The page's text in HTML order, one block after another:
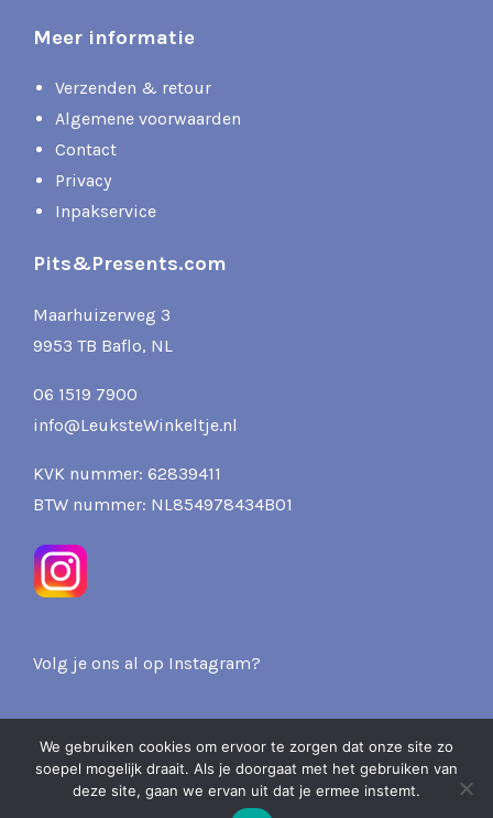
Meer informatie
Verzenden & retour
Algemene voorwaarden
Contact
Privacy
Inpakservice
Pits&Presents.com
Maarhuizerweg 3
9953 TB Baflo, NL
06 1519 7900
info@LeuksteWinkeltje.nl
KVK nummer: 62839411
BTW nummer: NL854978434B01
Volg je ons al op Instagram?
2026 Pits & Presents -
Verzenden & Retourneren
We gebruiken cookies om ervoor te zorgen dat onze site zo
soepel mogelijk draait. Als je doorgaat met het gebruiken van
deze site, gaan we ervan uit dat je ermee instemt.